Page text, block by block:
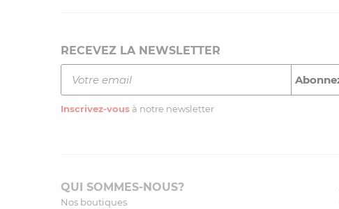
RECEVEZ LA NEWSLETTER
Inscrivez-vous à notre newsletter
QUI SOMMES-NOUS?
Nos boutiques